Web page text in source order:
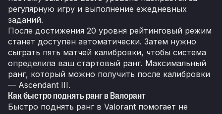
регулярную игру и выполнение ежедневных
заданий.
После достижения 20 уровня рейтинговый режим
станет доступен автоматически. Затем нужно
сыграть пять матчей калибровки, чтобы система
определила ваш стартовый ранг. Максимальный
ранг, который можно получить после калибровки
— Ascendant III.
Как быстро поднять ранг в Валорант
Быстро поднять ранг в Valorant помогает не